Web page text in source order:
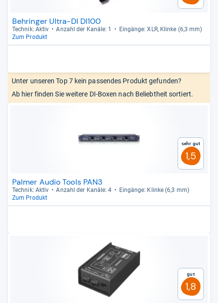
Behringer Ultra-DI DI100
Tech­nik: Aktiv Anzahl der Kanäle: 1
Ein­gänge: XLR, Klinke (6,3 mm)
Zum Produkt
Unter unseren Top 7 kein passendes Produkt gefunden?
Ab hier finden Sie weitere DI-Boxen nach Beliebtheit sortiert.
Sehr gut
1,5
Palmer Audio Tools PAN3
Tech­nik: Aktiv Anzahl der Kanäle: 4
Ein­gänge: Klinke (6,3 mm)
Zum Produkt
Gut
1,8